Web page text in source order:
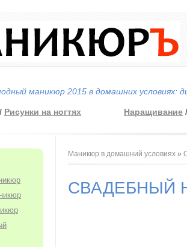
маникюр 2015 в домашних условиях:
/ Рисунки на ногтях Наращивание
Вы здесь
Маникюр в домашний условиях »
СВАДЕБНЫЙ